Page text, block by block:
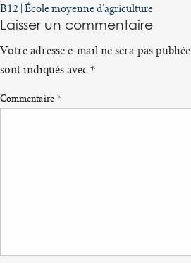
Navigation
de
l’article
B12 | École moyenne d’agriculture
Laisser un commentaire
Votre adresse e-mail ne sera pas publiée.
sont indiqués avec *
Commentaire *